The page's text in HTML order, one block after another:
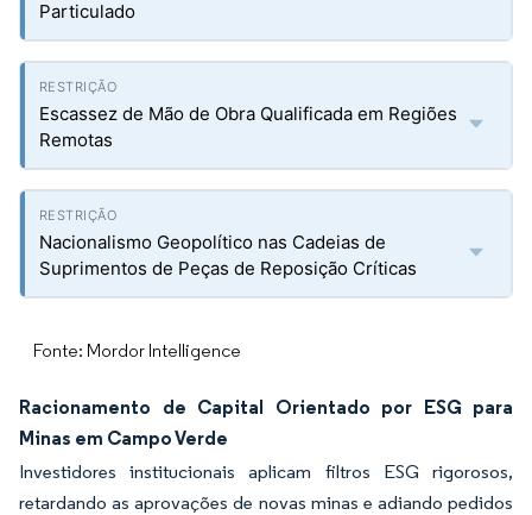
Particulado
Escassez de Mão de Obra Qualificada em Regiões
Remotas
Nacionalismo Geopolítico nas Cadeias de
Suprimentos de Peças de Reposição Críticas
Fonte: Mordor Intelligence
Racionamento de Capital Orientado por ESG para
Minas em Campo Verde
Investidores institucionais aplicam filtros ESG rigorosos,
retardando as aprovações de novas minas e adiando pedidos